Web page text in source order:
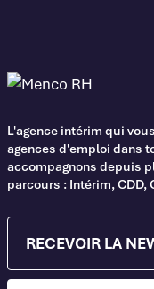
L'agence intérim qui
agences d'emploi dans
accompagnons depuis
parcours : Intérim, CDD,
RECEVOIR LA